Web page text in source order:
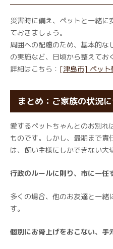
災害時に備え、ペットと一緒
ておきましょう。
周囲への配慮のため、基本的
の実施など、日頃から整えてお
詳細はこちら： [津島市] ペット
まとめ：ご家族の状況
愛するペットちゃんとのお別れ
ものです。しかし、最期まで責
は、飼い主様にしかできない大
行政のルールに則り、市に一任
多くの場合、他のお友達と一緒
す。
個別にお骨上げをおこない、手